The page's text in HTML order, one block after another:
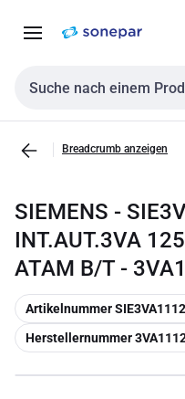
NavigationInhalt
Sucheingabe
Breadcrumb anzeigen
SIEMENS -
INT.AUT.3VA
ATAM B/T -
Kopieren
Artikelnummer
Kopieren
Herstellernummer